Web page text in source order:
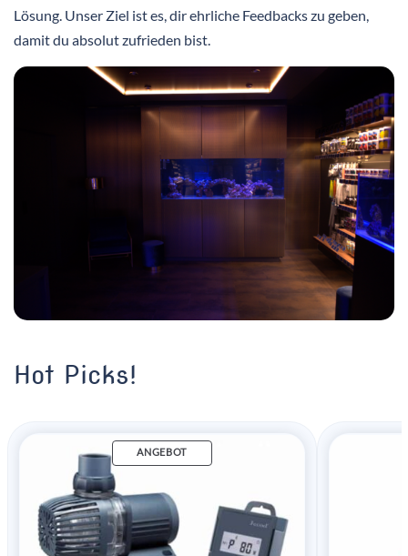
Lösung. Unser Ziel ist es, dir ehrliche Feedbacks zu geben,
damit du absolut zufrieden bist.
Hot Picks!
ANGEBOT